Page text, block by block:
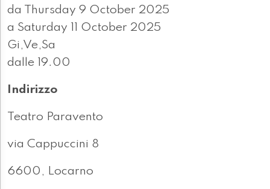
da Thursday 9 October 2025
a Saturday 11 October 2025
Gi,Ve,Sa
dalle 19.00
Indirizzo
Teatro Paravento
via Cappuccini 8
6600, Locarno